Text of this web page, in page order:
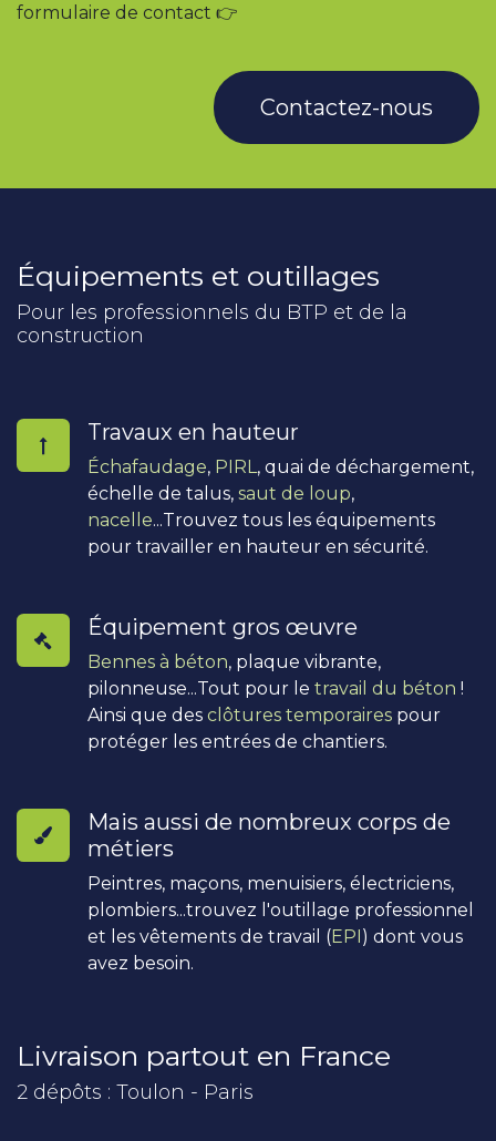
formulaire de contact 👉
Contactez-nous
Équipements et outillages
Pour les professionnels du BTP et de la
construction
Travaux en hauteur
Échafaudage, PIRL , quai de déchargement,
échelle de talus, saut de loup,
nacelle...Trouvez tous les équipements
pour travailler en hauteur en sécurité.
Équipement gros œuvre
Bennes à béton, plaque vibrante,
pilonneuse...Tout pour le travail du béton !
Ainsi que des clôtures temporaires pour
protéger les entrées de chantiers.
Mais aussi de nombreux corps de
métiers
Peintres, maçons, menuisiers, électriciens,
plombiers...trouvez l'outillage professionnel
et les vêtements de travail (EPI) dont vous
avez besoin.
Livraison partout en France
2 dépôts : Toulon - Paris